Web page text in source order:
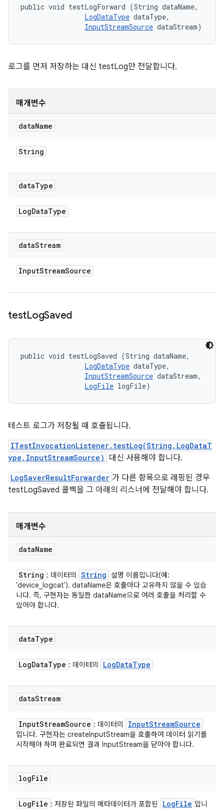
public void testLogForward (String dataName,
LogDataType dataType,
InputStreamSource dataStream)
로그를 먼저 저장하는 대신 testLog만 전달합니다.
매개변수
dataName
String
dataType
LogDataType
dataStream
InputStreamSource
testLogSaved
public void testLogSaved (String dataName,
LogDataType dataType,
InputStreamSource dataStream,
LogFile logFile)
테스트 로그가 저장될 때 호출됩니다.
ITestInvocationListener.testLog(String,LogDataT
ype,InputStreamSource)
대신 사용해야 합니다.
LogSaverResultForwarder 가 다른 항목으로 래핑된 경우
testLogSaved 콜백을 그 아래의 리스너에 전달해야 합니다.
매개변수
dataName
String : 데이터의 String
설명 이름입니다(예:
'device_logcat'). dataName은 호출마다 고유하지 않을 수 있습
니다. 즉, 구현자는 동일한 dataName으로 여러 호출을 처리할 수
있어야 합니다.
dataType
LogDataType : 데이터의 LogDataType
dataStream
InputStreamSource : 데이터의 InputStreamSource
입니다. 구현자는 createInputStream을 호출하여 데이터 읽기를
시작해야 하며 완료되면 결과 InputStream을 닫아야 합니다.
logFile
LogFile : 저장된 파일의 메타데이터가 포함된 LogFile 입니